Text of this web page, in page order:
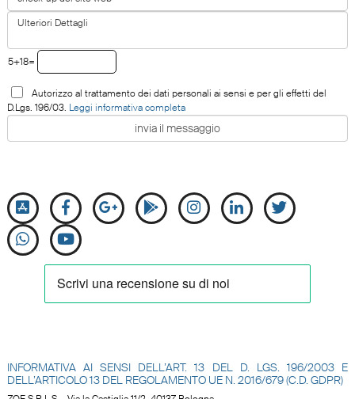
5+18=
Autorizzo al trattamento dei dati personali ai sensi e per gli effetti del
D.Lgs. 196/03. Leggi informativa completa
INFORMATIVA AI SENSI DELL’ART. 13 DEL D. LGS. 196/2003 E
DELL’ARTICOLO 13 DEL REGOLAMENTO UE N. 2016/679 (C.D. GDPR)